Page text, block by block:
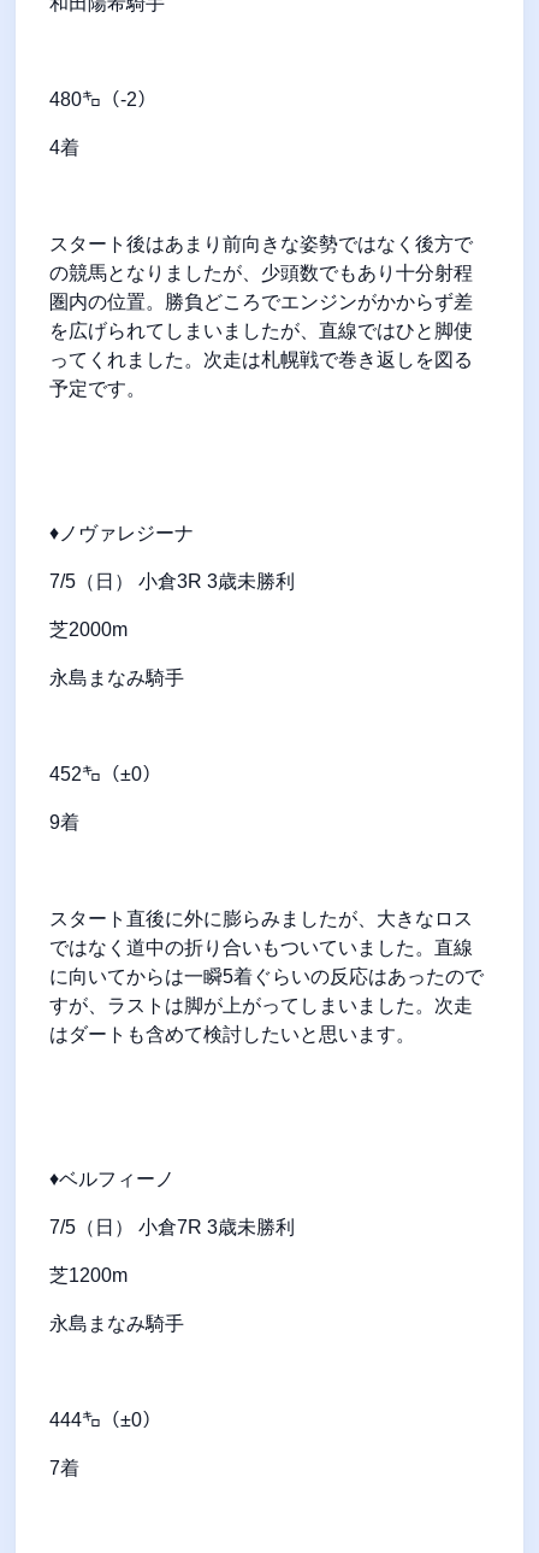
480㌔（-2）
4着
スタート後はあまり前向きな姿勢ではなく後方で
の競馬となりましたが、少頭数でもあり十分射程
圏内の位置。勝負どころでエンジンがかからず差
を広げられてしまいましたが、直線ではひと脚使
ってくれました。次走は札幌戦で巻き返しを図る
予定です。
♦ノヴァレジーナ
7/5（日） 小倉3R 3歳未勝利
芝2000m
永島まなみ騎手
452㌔（±0）
9着
スタート直後に外に膨らみましたが、大きなロス
ではなく道中の折り合いもついていました。直線
に向いてからは一瞬5着ぐらいの反応はあったので
すが、ラストは脚が上がってしまいました。次走
はダートも含めて検討したいと思います。
♦ベルフィーノ
7/5（日） 小倉7R 3歳未勝利
芝1200m
永島まなみ騎手
444㌔（±0）
7着